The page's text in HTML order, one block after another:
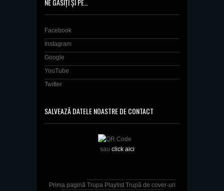
NE GĂSIȚI ȘI PE…
Facebook
Instagram
Google
YouTube
Twitter
SALVEAZĂ DATELE NOASTRE DE CONTACT
sau click aici
Prima pagină Trupa Playlist Trupă de cover-uri